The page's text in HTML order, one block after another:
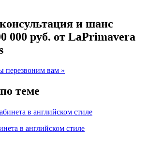
и шанс
000 руб. от LaPrimavera
перезвоним вам »
теме
в английском стиле